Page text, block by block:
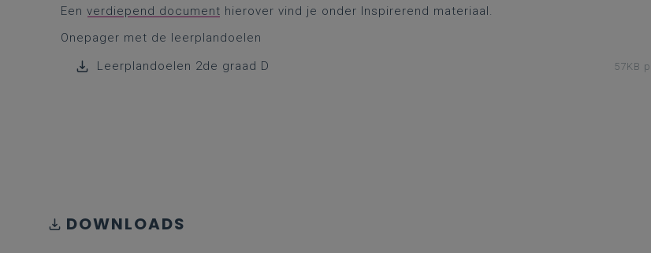
Een verdiepend document hierover vind je onder Inspirerend materiaal.
Onepager met de leerplandoelen
Leerplandoelen 2de graad D
57KB
DOWNLOADS